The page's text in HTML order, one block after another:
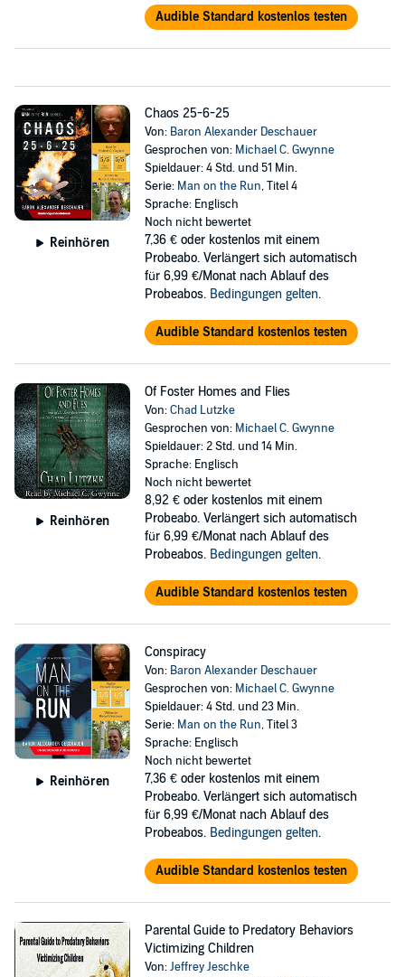
Audible Standard kostenlos testen
Reinhören
Chaos 25-6-25
Von: Baron Alexander Deschauer
Gesprochen von: Michael C. Gwynne
Spieldauer: 4 Std. und 51 Min.
Serie: Man on the Run, Titel 4
Sprache: Englisch
Noch nicht bewertet
7,36 € oder kostenlos mit einem
Probeabo. Verlängert sich automatisch
für 6,99 €/Monat nach Ablauf des
Probeabos. Bedingungen gelten.
Audible Standard kostenlos testen
Reinhören
Of Foster Homes and Flies
Von:Chad Lutzke
Gesprochen von: Michael C. Gwynne
Spieldauer: 2 Std. und 14 Min.
Sprache: Englisch
Noch nicht bewertet
8,92 € oder kostenlos mit einem
Probeabo. Verlängert sich automatisch
für 6,99 €/Monat nach Ablauf des
Probeabos. Bedingungen gelten.
Audible Standard kostenlos testen
Reinhören
Conspiracy
Von: Baron Alexander Deschauer
Gesprochen von: Michael C. Gwynne
Spieldauer: 4 Std. und 23 Min.
Serie: Man on the Run, Titel 3
Sprache: Englisch
Noch nicht bewertet
7,36 € oder kostenlos mit einem
Probeabo. Verlängert sich automatisch
für 6,99 €/Monat nach Ablauf des
Probeabos. Bedingungen gelten.
Audible Standard kostenlos testen
Parental Guide to Predatory Behaviors
Victimizing Children
Von:Jeffrey Jeschke